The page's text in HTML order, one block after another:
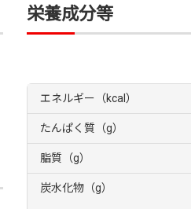
栄養成分等
エネルギー（kcal）
たんぱく質（g）
脂質（g）
炭水化物（g）